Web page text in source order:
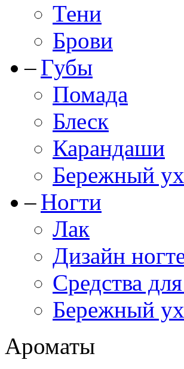
Тени
Брови
Губы
Помада
Блеск
Карандаши
Бережный
Ногти
Лак
Дизайн
Средства
Бережный
Ароматы